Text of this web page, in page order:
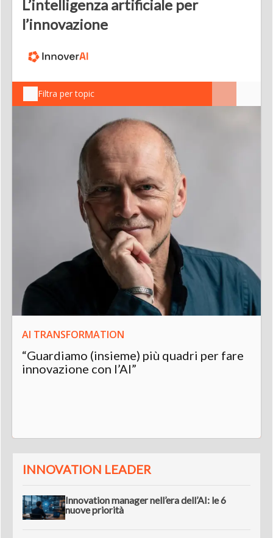
L’intelligenza artificiale per
l’innovazione
Filtra per topic
AI TRANSFORMATION
“Guardiamo (insieme) più quadri per fare
innovazione con l’AI”
INNOVATION LEADER
Innovation manager nell’era dell’AI: le 6
nuove priorità